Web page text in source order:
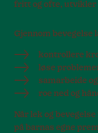
fritt og ofte, utvikler
Gjennom bevegelse
kontrollere
løse
samarbeide
roe ned og
Når lek og
på barnas egne